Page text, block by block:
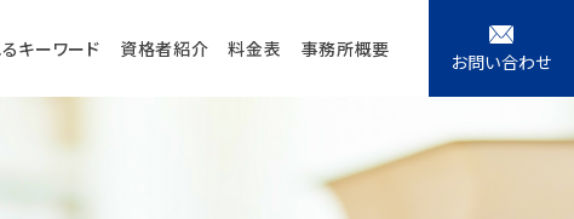
お問い合わせ
キーワード 資格者紹介 料金表 事務所概要